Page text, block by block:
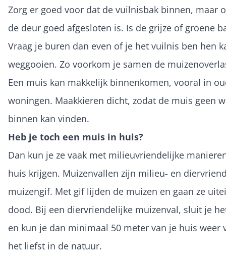
Zorg er goed voor dat de vuilnisbak binnen, maar
de deur goed afgesloten is. Is de grijze of groene
Vraag je buren dan even of je het vuilnis ben hen
weggooien. Zo voorkom je samen de
Een muis kan makkelijk binnenkomen, vooral in
woningen. Maakkieren dicht, zodat de muis geen
binnen kan vinden.
Heb je toch een muis in huis?
Dan kun je ze vaak met milieuvriendelijke
huis krijgen. Muizenvallen zijn milieu- en
muizengif. Met gif lijden de muizen en gaan ze
dood. Bij een diervriendelijke muizenval, sluit je
en kun je dan minimaal 50 meter van je huis weer
het liefst in de natuur.